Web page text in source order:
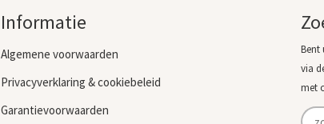
Informatie
Algemene voorwaarden
Privacyverklaring & cookiebeleid
Garantievoorwaarden
Bent
via
met